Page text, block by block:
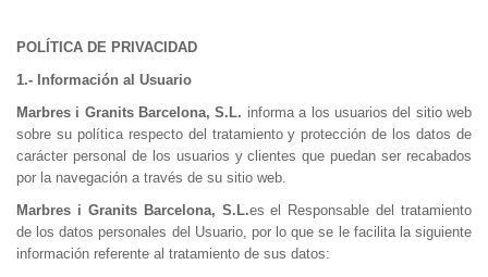
POLÍTICA DE PRIVACIDAD
1.- Información al Usuario
Marbres i Granits Barcelona, S.L. informa a los usuarios del sitio web
sobre su política respecto del tratamiento y protección de los datos de
carácter personal de los usuarios y clientes que puedan ser recabados
por la navegación a través de su sitio web.
Marbres i Granits Barcelona, S.L.es el Responsable del tratamiento
de los datos personales del Usuario, por lo que se le facilita la siguiente
información referente al tratamiento de sus datos: